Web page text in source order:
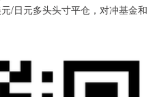
/日元多头头寸平仓，对冲基金和